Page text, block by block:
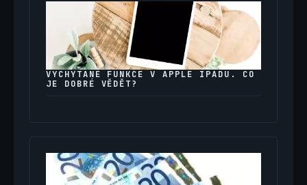
VYCHYTANÉ FUNKCE V APPLE IPADU. CO
JE DOBRÉ VĚDĚT?